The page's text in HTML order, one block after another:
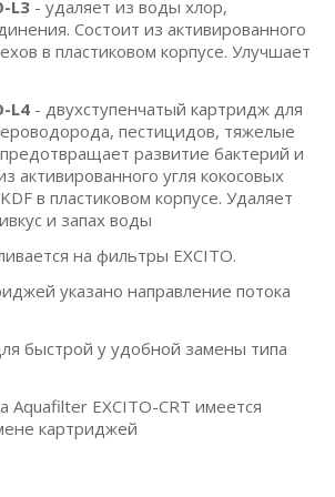
L3 - удаляет из воды хлор,
Состоит из активированного
в пластиковом корпусе. Улучшает
L4 - двухступенчатый картридж для
пестицидов, тяжелые
развитие бактерий и
активированного угля кокосовых
в пластиковом корпусе. Удаляет
и запах воды
на фильтры EXCITO.
указано направление потока
быстрой у удобной замены типа
Aquafilter EXCITO-CRT имеется
картриджей